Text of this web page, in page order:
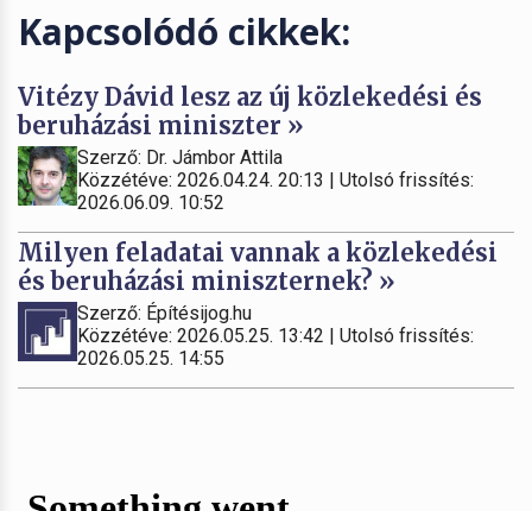
Kapcsolódó cikkek:
Vitézy Dávid lesz az új közlekedési és
beruházási miniszter »
Szerző: Dr. Jámbor Attila
Közzétéve: 2026.04.24. 20:13 | Utolsó frissítés:
2026.06.09. 10:52
Milyen feladatai vannak a közlekedési
és beruházási miniszternek? »
Szerző: Építésijog.hu
Közzétéve: 2026.05.25. 13:42 | Utolsó frissítés:
2026.05.25. 14:55